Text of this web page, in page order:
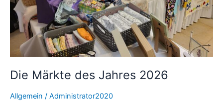
Die Märkte des Jahres 2026
Allgemein / Administrator2020